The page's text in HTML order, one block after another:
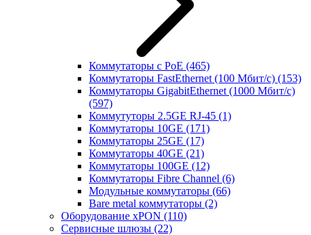
Коммутаторы с PoE (465)
Коммутаторы FastEthernet (100 Мбит/с) (153)
Коммутаторы GigabitEthernet (1000 Мбит/с)
(597)
Коммутуторы 2.5GE RJ-45 (1)
Коммутаторы 10GE (171)
Коммутаторы 25GE (17)
Коммутаторы 40GE (21)
Коммутаторы 100GE (12)
Коммутаторы Fibre Channel (6)
Модульные коммутаторы (66)
Bare metal коммутаторы (2)
Оборудование xPON (110)
Сервисные шлюзы (22)